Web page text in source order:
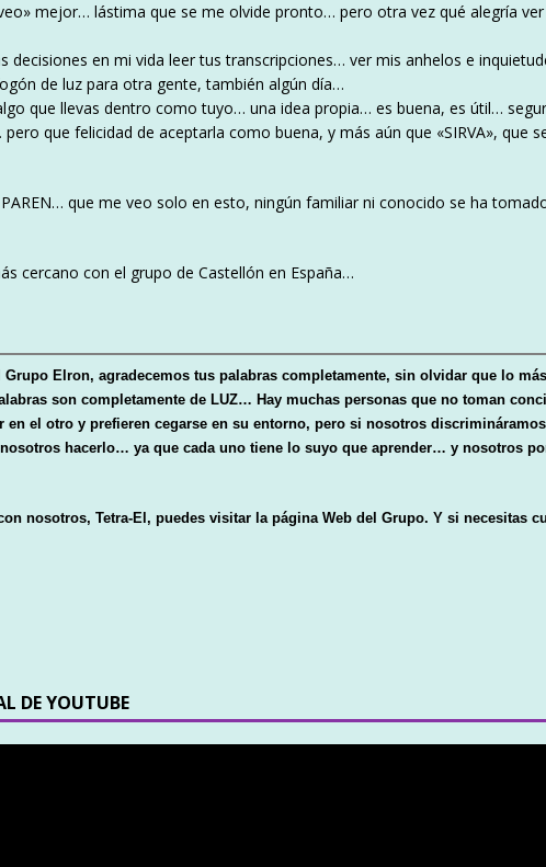
mejor… lástima que se me olvide pronto… pero otra vez qué alegría
en mi vida leer tus transcripciones… ver mis anhelos e
de luz para otra gente, también algún día…
que llevas dentro como tuyo… una idea propia… es buena, es útil…
que felicidad de aceptarla como buena, y más aún que «SIRVA», que
PAREN… que me veo solo en esto, ningún familiar ni conocido se ha
cercano con el grupo de Castellón en España…
Elron, agradecemos tus palabras completamente, sin olvidar que lo más
son completamente de LUZ… Hay muchas personas que no toman
en el otro y prefieren cegarse en su entorno, pero si nosotros discrimináramos
hacerlo… ya que cada uno tiene lo suyo que aprender… y nosotros
nosotros, Tetra-El, puedes visitar la página Web del Grupo. Y si necesitas
DE YOUTUBE